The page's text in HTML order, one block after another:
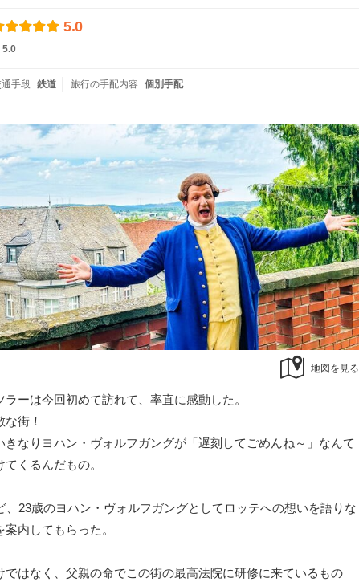
5.0
5.0
手段 鉄道 旅行の手配内容 個別手配
地図を見る
ラーは今回初めて訪れて、率直に感動した。
な街！
きなりヨハン・ヴォルフガングが「遅刻してごめんね～」なんて
てくるんだもの。
、23歳のヨハン・ヴォルフガングとしてロッテへの想いを語りな
案内してもらった。
ではなく、父親の命でこの街の最高法院に研修に来ているもの